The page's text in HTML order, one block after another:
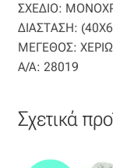
Λονέτα
Μουσελίνα
ΣΧΕΔΙΟ:
ΔΙΑΣΤΑΣΗ:
ΜΕΓΕΘΟΣ:
Α/Α: 28019
Σχετικά